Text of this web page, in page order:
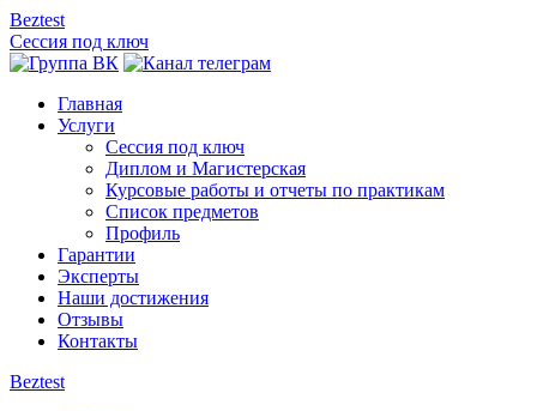
Beztest
Сессия под ключ
Главная
Услуги
Сессия под ключ
Диплом и Магистерская
Курсовые работы и отчеты по практикам
Список предметов
Профиль
Гарантии
Эксперты
Наши достижения
Отзывы
Контакты
Beztest